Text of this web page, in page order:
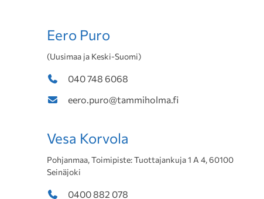
Eero Puro
(Uusimaa ja Keski-Suomi)
040 748 6068
eero.puro@tammiholma.fi
Vesa Korvola
Pohjanmaa, Toimipiste: Tuottajankuja 1 A 4, 60100
Seinäjoki
0400 882 078